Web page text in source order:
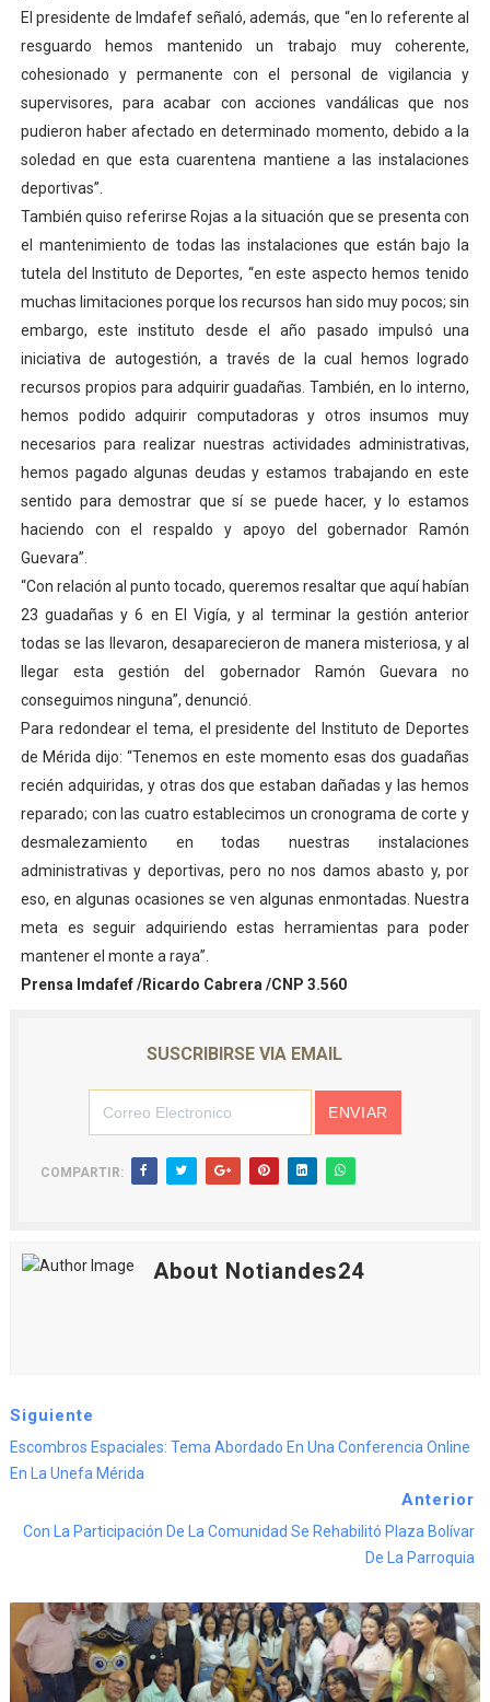
El presidente de Imdafef señaló, además, que “en lo referente al
resguardo hemos mantenido un trabajo muy coherente,
cohesionado y permanente con el personal de vigilancia y
supervisores, para acabar con acciones vandálicas que nos
pudieron haber afectado en determinado momento, debido a la
soledad en que esta cuarentena mantiene a las instalaciones
deportivas”.
También quiso referirse Rojas a la situación que se presenta con
el mantenimiento de todas las instalaciones que están bajo la
tutela del Instituto de Deportes, “en este aspecto hemos tenido
muchas limitaciones porque los recursos han sido muy pocos; sin
embargo, este instituto desde el año pasado impulsó una
iniciativa de autogestión, a través de la cual hemos logrado
recursos propios para adquirir guadañas. También, en lo interno,
hemos podido adquirir computadoras y otros insumos muy
necesarios para realizar nuestras actividades administrativas,
hemos pagado algunas deudas y estamos trabajando en este
sentido para demostrar que sí se puede hacer, y lo estamos
haciendo con el respaldo y apoyo del gobernador Ramón
Guevara”.
“Con relación al punto tocado, queremos resaltar que aquí habían
23 guadañas y 6 en El Vigía, y al terminar la gestión anterior
todas se las llevaron, desaparecieron de manera misteriosa, y al
llegar esta gestión del gobernador Ramón Guevara no
conseguimos ninguna”, denunció.
Para redondear el tema, el presidente del Instituto de Deportes
de Mérida dijo: “Tenemos en este momento esas dos guadañas
recién adquiridas, y otras dos que estaban dañadas y las hemos
reparado; con las cuatro establecimos un cronograma de corte y
desmalezamiento en todas nuestras instalaciones
administrativas y deportivas, pero no nos damos abasto y, por
eso, en algunas ocasiones se ven algunas enmontadas. Nuestra
meta es seguir adquiriendo estas herramientas para poder
mantener el monte a raya”.
Prensa Imdafef /Ricardo Cabrera /CNP 3.560
SUSCRIBIRSE VIA EMAIL
COMPARTIR:
About Notiandes24
Siguiente
Escombros Espaciales: Tema Abordado En Una Conferencia Online
En La Unefa Mérida
Anterior
Con La Participación De La Comunidad Se Rehabilitó Plaza Bolívar
De La Parroquia